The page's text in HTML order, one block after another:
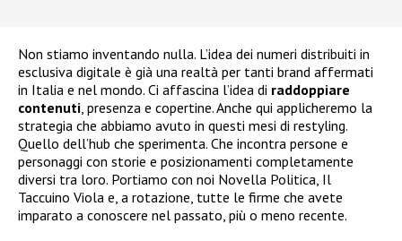
Non stiamo inventando nulla. L’idea dei numeri distribuiti in
esclusiva digitale è già una realtà per tanti brand affermati
in Italia e nel mondo. Ci affascina l’idea di raddoppiare
contenuti, presenza e copertine. Anche qui applicheremo la
strategia che abbiamo avuto in questi mesi di restyling.
Quello dell’hub che sperimenta. Che incontra persone e
personaggi con storie e posizionamenti completamente
diversi tra loro. Portiamo con noi Novella Politica, Il
Taccuino Viola e, a rotazione, tutte le firme che avete
imparato a conoscere nel passato, più o meno recente.